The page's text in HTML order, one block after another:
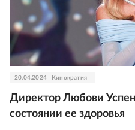
20.04.2024 Кинократия
Директор Любови
состоянии ее здоровья